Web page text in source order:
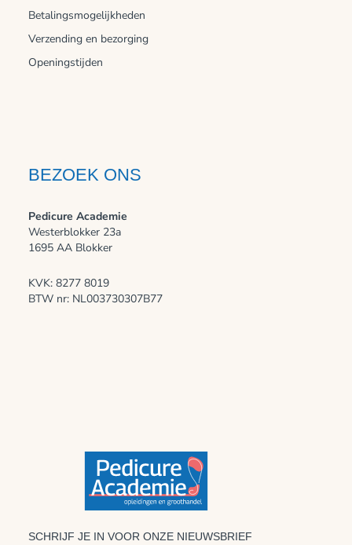
Betalingsmogelijkheden
Verzending en bezorging
Openingstijden
BEZOEK ONS
Pedicure Academie
Westerblokker 23a
1695 AA Blokker
KVK: 8277 8019
BTW nr: NL003730307B77
SCHRIJF JE IN VOOR ONZE NIEUWSBRIEF